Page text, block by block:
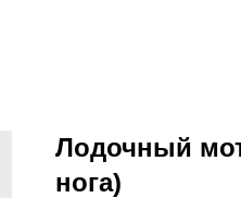
Лодочный
нога)